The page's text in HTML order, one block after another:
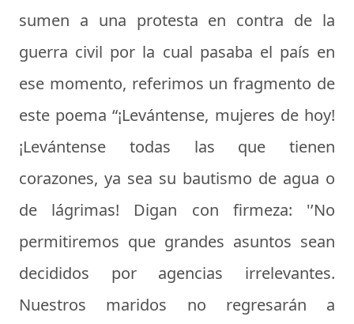
sumen a una protesta en contra de la
guerra civil por la cual pasaba el país en
ese momento, referimos un fragmento de
este poema “¡Levántense, mujeres de hoy!
¡Levántense todas las que tienen
corazones, ya sea su bautismo de agua o
de lágrimas! Digan con firmeza: '’No
permitiremos que grandes asuntos sean
decididos por agencias irrelevantes.
Nuestros maridos no regresarán a